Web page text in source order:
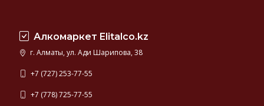
Алкомаркет Elitalco.kz
г. Алматы, ул. Ади Шарипова, 38
+7 (727) 253-77-55
+7 (778) 725-77-55